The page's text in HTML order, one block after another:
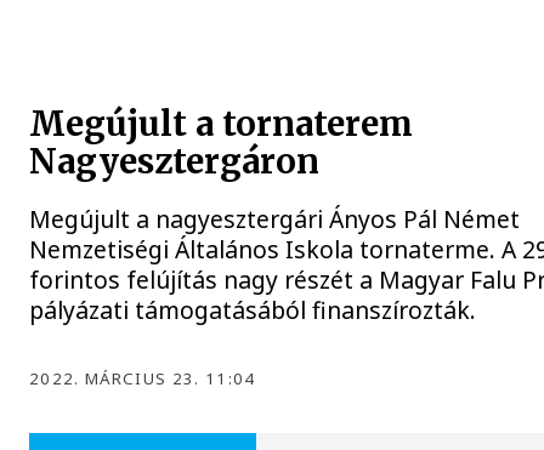
Megújult a tornaterem
Nagyesztergáron
Megújult a nagyesztergári Ányos Pál Német
Nemzetiségi Általános Iskola tornaterme. A
forintos felújítás nagy részét a Magyar Falu
pályázati támogatásából finanszírozták.
2022. MÁRCIUS 23. 11:04